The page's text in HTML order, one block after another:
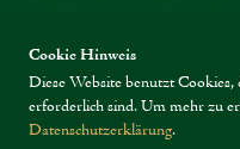
Durchschnittliche
Brennwert:
Cookie Hinweis
Diese Website benutzt
erforderlich sind.Um mehr zu
Datenschutzerklärung.